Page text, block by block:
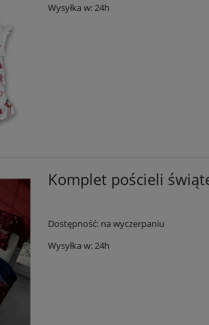
Wysyłka w:24h
Komplet pościeli
Dostępność: na wyczerpaniu
Wysyłka w:24h